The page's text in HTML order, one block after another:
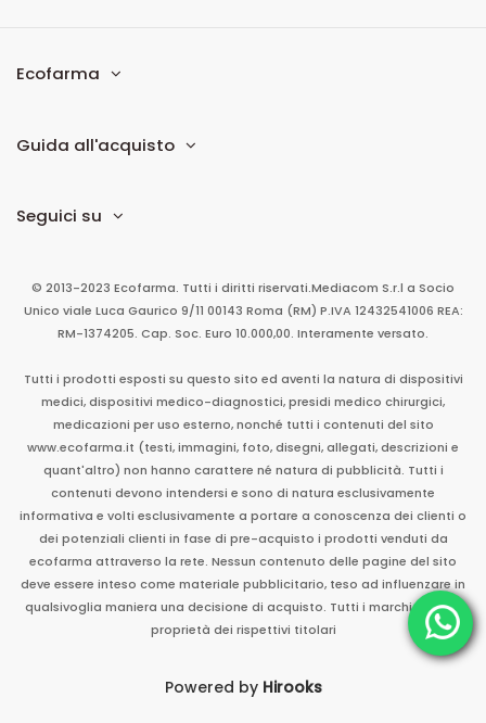
Ecofarma
Guida all'acquisto
Seguici su
© 2013-2023 Ecofarma. Tutti i diritti riservati.Mediacom S.r.l a Socio
Unico viale Luca Gaurico 9/11 00143 Roma (RM) P.IVA 12432541006 REA:
RM-1374205. Cap. Soc. Euro 10.000,00. Interamente versato.
Tutti i prodotti esposti su questo sito ed aventi la natura di dispositivi
medici, dispositivi medico-diagnostici, presidi medico chirurgici,
medicazioni per uso esterno, nonché tutti i contenuti del sito
www.ecofarma.it (testi, immagini, foto, disegni, allegati, descrizioni e
quant'altro) non hanno carattere né natura di pubblicità. Tutti i
contenuti devono intendersi e sono di natura esclusivamente
informativa e volti esclusivamente a portare a conoscenza dei clienti o
dei potenziali clienti in fase di pre-acquisto i prodotti venduti da
ecofarma attraverso la rete. Nessun contenuto delle pagine del sito
deve essere inteso come materiale pubblicitario, teso ad influenzare in
qualsivoglia maniera una decisione di acquisto. Tutti i marchi sono di
proprietà dei rispettivi titolari
Powered by Hirooks